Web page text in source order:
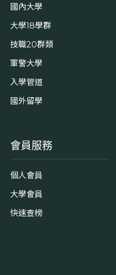
國內大學
大學18學群
技職20群類
軍警大學
入學管道
國外留學
會員服務
個人會員
大學會員
快速查榜